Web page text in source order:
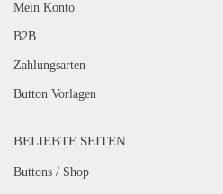
Mein Konto
B2B
Zahlungsarten
Button Vorlagen
BELIEBTE SEITEN
Buttons / Shop